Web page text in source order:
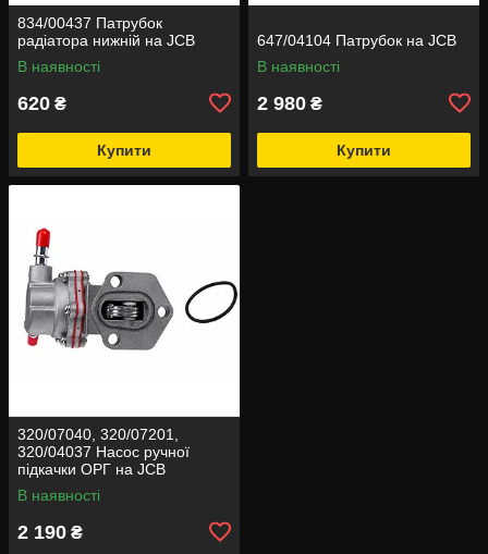
834/00437 Патрубок
радіатора нижній на JCB
В наявності
620 ₴
Купити
647/04104 Патрубок на JCB
В наявності
2 980 ₴
Купити
320/07040, 320/07201,
320/04037 Насос ручної
підкачки ОРГ на JCB
В наявності
2 190 ₴